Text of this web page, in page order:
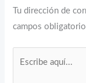
Tu dirección de
campos